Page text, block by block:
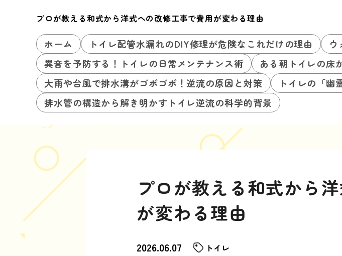
プロが教える和式から洋式への改修工事で費用が変わる理由
ホーム トイレ配管水漏れのDIY修理が危険なこれだけの理由
異音を予防する！トイレの日常メンテナンス術
ある朝トイレの床
大雨や台風で排水溝がゴボゴボ！逆流の原因と対策
トイレの「幽
排水管の構造から解き明かすトイレ逆流の科学的背景
プロが教える和式から
が変わる理由
2026.06.07 トイレ